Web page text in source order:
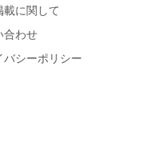
載に関して
合わせ
バシーポリシー